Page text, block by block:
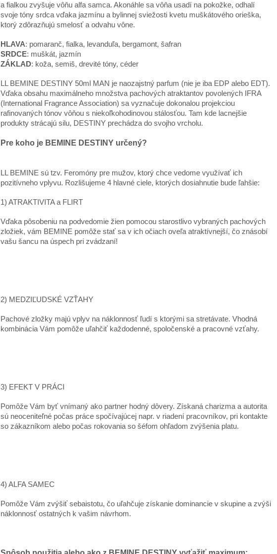
a fialkou zvyšuje vôňu alfa samca. Akonáhle sa vôňa usadí na pokožke, odhalí
svoje tóny srdca vďaka jazmínu a bylinnej sviežosti kvetu muškátového orieška,
ktorý zdôrazňujú smelosť a odvahu vône.
HLAVA: pomaranč, fialka, levanduľa, bergamont, šafran
SRDCE: muškát, jazmín
ZÁKLAD: koža, semiš, drevité tóny, céder
LL BEMINE DESTINY 50ml MAN je naozajstný parfum (nie je iba EDP alebo EDT).
Vďaka obsahu maximálneho množstva pachových atraktantov povolených IFRA
(International Fragrance Association) sa vyznačuje dokonalou projekciou
rafinovaných tónov vôňou s niekoľkohodinovou stálosťou. Tam kde lacnejšie
produkty strácajú silu, DESTINY prechádza do svojho vrcholu.
Pre koho je BEMINE DESTINY určený?
LL BEMINE sú tzv. Feromóny pre mužov, ktorý chce vedome využívať ich
pozitívneho vplyvu. Rozlišujeme 4 hlavné ciele, ktorých dosiahnutie bude ľahšie:
1) ATRAKTIVITA a FLIRT
Vďaka pôsobeniu na podvedomie žien pomocou starostlivo vybraných pachových
zložiek, vám BEMINE pomôže stať sa v ich očiach oveľa atraktívnejší, čo znásobí
vašu šancu na úspech pri zvádzaní!
2) MEDZIĽUDSKÉ VZŤAHY
Pachové zložky majú vplyv na náklonnosť ľudí s ktorými sa stretávate. Vhodná
kombinácia Vám pomôže uľahčiť každodenné, spoločenské a pracovné vzťahy.
3) EFEKT V PRÁCI
Pomôže Vám byť vnímaný ako partner hodný dôvery. Získaná charizma a autorita
sú neoceniteľné počas práce spočívajúcej napr. v riadení pracovníkov, pri kontakte
so zákazníkom alebo počas rokovania so šéfom ohľadom zvýšenia platu.
4) ALFA SAMEC
Pomôže Vám zvýšiť sebaistotu, čo uľahčuje získanie dominancie v skupine a zvýši
náklonnosť ostatných k vašim návrhom.